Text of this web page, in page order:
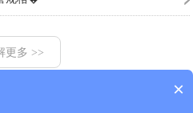
更多 >>
×